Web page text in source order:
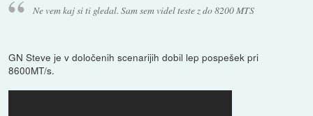
Ne vem kaj si ti gledal. Sam sem videl teste z do 8200 MTS
GN Steve je v določenih scenarijih dobil lep pospešek pri
8600MT/s.